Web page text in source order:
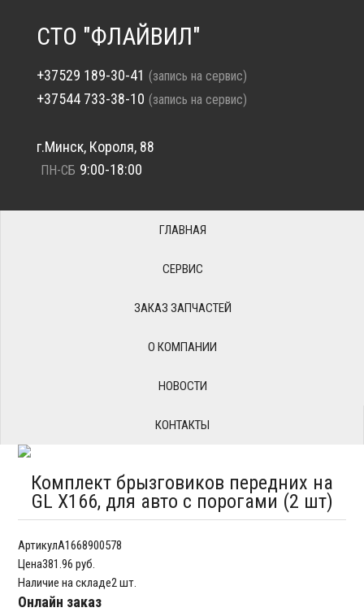
СТО "ФЛАЙВИЛ"
+37529 189-30-41 (запись на сервис)
+37544 733-38-10 (запись на сервис)
г.Минск, Короля, 88
ПН-СБ 9:00-18:00
ГЛАВНАЯ
СЕРВИС
ЗАКАЗ ЗАПЧАСТЕЙ
О КОМПАНИИ
НОВОСТИ
КОНТАКТЫ
Комплект брызговиков передних на
GL X166, для авто с порогами (2 шт)
АртикулA1668900578
Цена381.96 руб.
Наличие на складе2 шт.
Онлайн заказ